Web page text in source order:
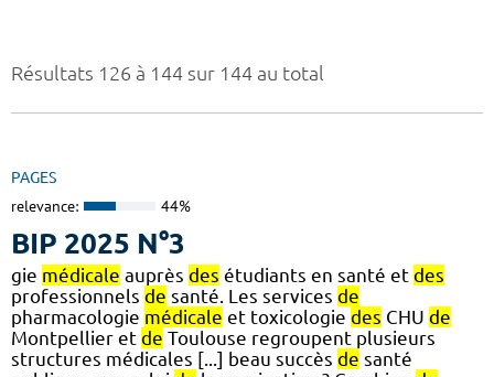
Résultats 126 à 144 sur 144 au total
PAGES
relevance: 44%
BIP 2025 N°3
gie médicale auprès des étudiants en santé et des
professionnels de santé. Les services de
pharmacologie médicale et toxicologie des CHU de
Montpellier et de Toulouse regroupent plusieurs
structures médicales [...] beau succès de santé